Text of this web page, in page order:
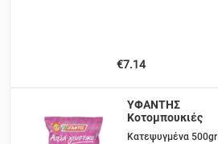
€7.14
ΥΦΑΝΤΗΣ
Κοτομπουκιές
Ψημένες
Κατεψυγμένα 500gr